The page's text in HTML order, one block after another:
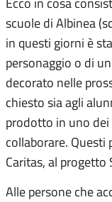
scuole di Albinea
in questi giorni è
personaggio o di
decorato nelle
chiesto sia agli
prodotto in uno
collaborare.
Caritas, al progetto
Alle persone che